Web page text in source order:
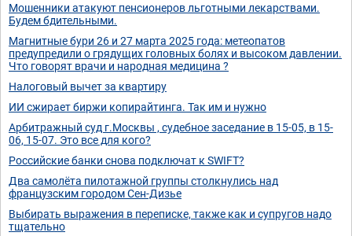
Мошенники атакуют пенсионеров льготными лекарствами.
Будем бдительными.
Магнитные бури 26 и 27 марта 2025 года: метеопатов
предупредили о грядущих головных болях и высоком давлении.
Что говорят врачи и народная медицина ?
Налоговый вычет за квартиру
ИИ сжирает биржи копирайтинга. Так им и нужно
Арбитражный суд г.Москвы , судебное заседание в 15-05, в 15-
06, 15-07. Это все для кого?
Российские банки снова подключат к SWIFT?
Два самолёта пилотажной группы столкнулись над
французским городом Сен-Дизье
Выбирать выражения в переписке, также как и супругов надо
тщательно